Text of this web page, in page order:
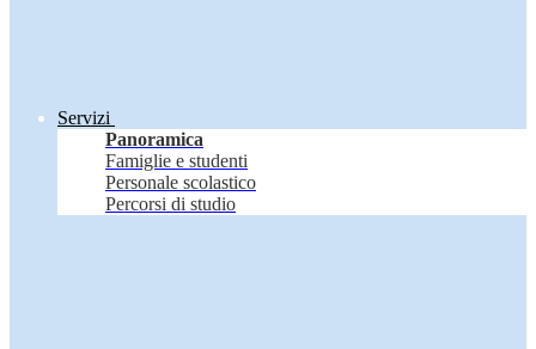
Servizi
Panoramica
Famiglie e studenti
Personale scolastico
Percorsi di studio